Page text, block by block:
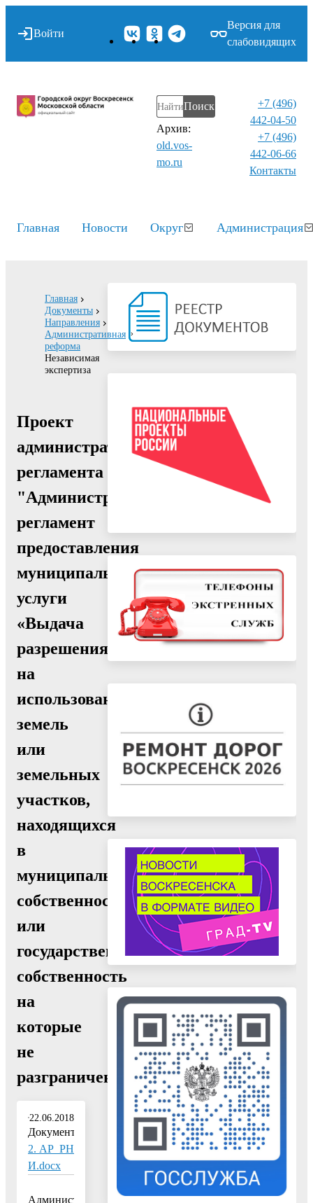
Войти
Версия для
слабовидящих
Поиск
Архив:
old.vos-
mo.ru
+7 (496)
442-04-50
+7 (496)
442-06-66
Контакты⁠
Главная Новости Округ Администрация
Главная
Документы
Направления
Административная
реформа
Независимая
экспертиза
Проект
административного
регламента
"Административный
регламент
предоставления
муниципальной
услуги
«Выдача
разрешения
на
использование
земель
или
земельных
участков,
находящихся
в
муниципальной
собственности
или
государственная
собственность
на
которые
не
разграничена»"
22.06.2018
Документ:
2. АР_РН
И.docx
Административный